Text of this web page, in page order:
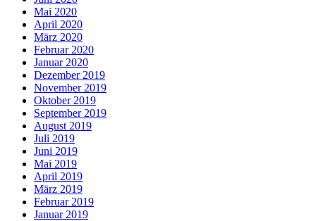
Mai 2020
April 2020
März 2020
Februar 2020
Januar 2020
Dezember 2019
November 2019
Oktober 2019
September 2019
August 2019
Juli 2019
Juni 2019
Mai 2019
April 2019
März 2019
Februar 2019
Januar 2019